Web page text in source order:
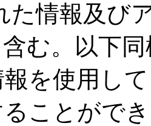
た情報及び
む。以下
を使用し
ることがで